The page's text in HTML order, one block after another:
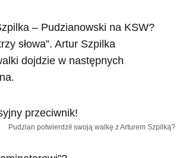
– Pudzianowski na KSW?
słowa”. Artur Szpilka
dojdzie w następnych
Pudzian potwierdził swoją walkę z Arturem Szpilką?